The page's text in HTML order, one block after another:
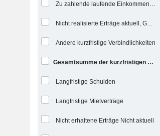
Zu zahlende laufende Einkommensteuern
Nicht realisierte Erträge aktuell, Gesamt
Andere kurzfristige Verbindlichkeiten
Gesamtsumme der kurzfristigen Verbindlichkeiten
Langfristige Schulden
Langfristige Mietverträge
Nicht erhaltene Erträge Nicht aktuell